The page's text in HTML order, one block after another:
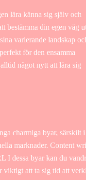
lära känna sig själv och
bestämma din egen väg
varierande landskap
för den ensamma
något nytt att lära sig
charmiga byar, särskilt i
marknader. Content
I dessa byar kan du
viktigt att ta sig tid att